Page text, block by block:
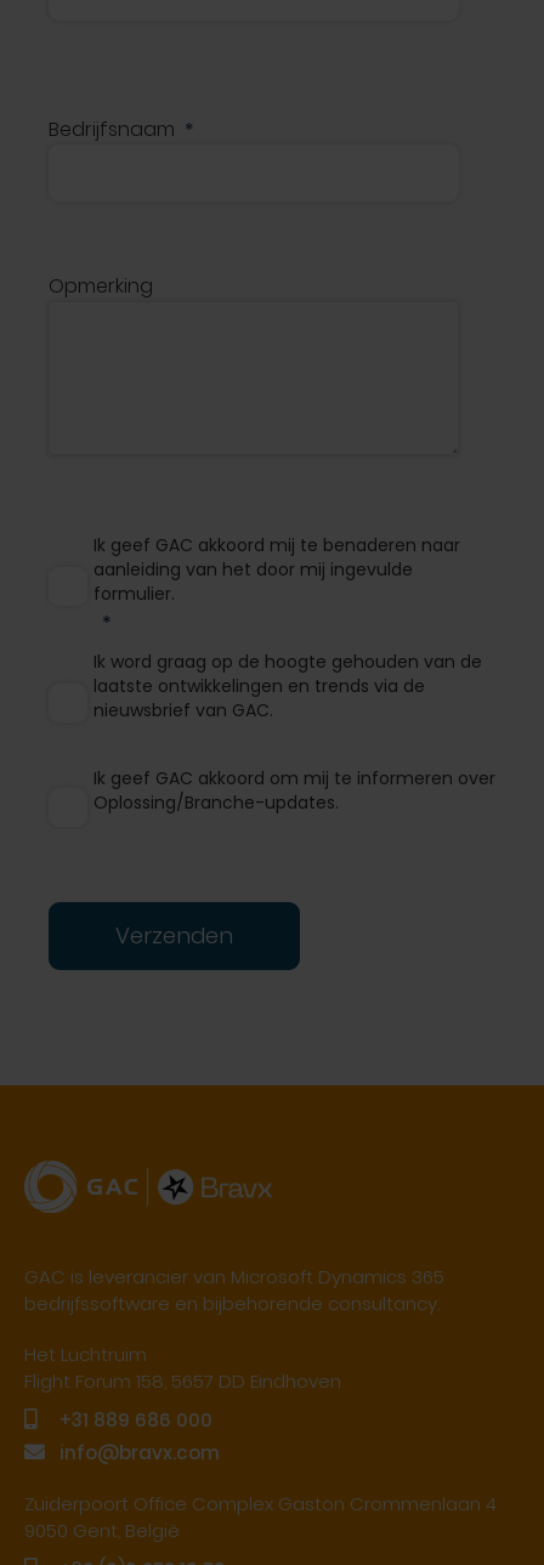
Bedrijfsnaam
Opmerking
Ik geef GAC akkoord mij te benaderen naar
aanleiding van het door mij ingevulde
formulier.
Ik word graag op de hoogte gehouden van de
laatste ontwikkelingen en trends via de
nieuwsbrief van GAC.
Ik geef GAC akkoord om mij te informeren over
Oplossing/Branche-updates.
Verzenden
GAC is leverancier van Microsoft Dynamics 365
bedrijfssoftware en bijbehorende consultancy.
Het Luchtruim
Flight Forum 158, 5657 DD Eindhoven
+31 889 686 000
info@bravx.com
Zuiderpoort Office Complex Gaston Crommenlaan 4
9050 Gent, België